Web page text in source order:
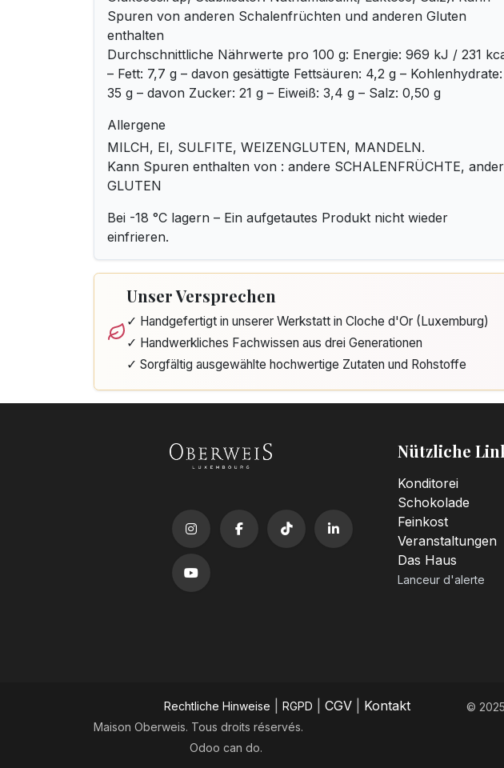
Spuren von anderen Schalenfrüchten und anderen Gluten
enthalten
Durchschnittliche Nährwerte pro 100 g: Energie: 969 kJ / 231
– Fett: 7,7 g – davon gesättigte Fettsäuren: 4,2 g – Kohlenhydrate:
35 g – davon Zucker: 21 g – Eiweiß: 3,4 g – Salz: 0,50 g
Allergene
MILCH, EI, SULFITE, WEIZENGLUTEN, MANDELN.
Kann Spuren enthalten von : andere SCHALENFRÜCHTE,
GLUTEN
Bei -18 °C lagern – Ein aufgetautes Produkt nicht wieder
einfrieren.
Unser Versprechen
✓ Handgefertigt in unserer Werkstatt in Cloche d'Or (Luxemburg)
✓ Handwerkliches Fachwissen aus drei Generationen
✓ Sorgfältig ausgewählte hochwertige Zutaten und Rohstoffe
Nützliche
Konditorei
Schokolade
Feinkost
Veranstaltungen
Das Haus
Lanceur d'alerte
​Rechtliche Hinweise RGPD CGV Kontakt
© 2025
Maison Oberweis. Tous droits réservés.
Odoo can do.